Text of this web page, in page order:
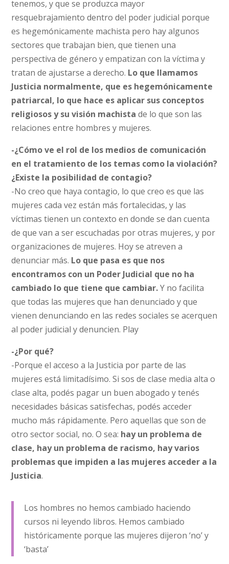
tenemos, y que se produzca mayor
resquebrajamiento dentro del poder judicial porque
es hegemónicamente machista pero hay algunos
sectores que trabajan bien, que tienen una
perspectiva de género y empatizan con la víctima y
tratan de ajustarse a derecho. Lo que llamamos
Justicia normalmente, que es hegemónicamente
patriarcal, lo que hace es aplicar sus conceptos
religiosos y su visión machista de lo que son las
relaciones entre hombres y mujeres.
-¿Cómo ve el rol de los medios de comunicación
en el tratamiento de los temas como la violación?
¿Existe la posibilidad de contagio?
-No creo que haya contagio, lo que creo es que las
mujeres cada vez están más fortalecidas, y las
víctimas tienen un contexto en donde se dan cuenta
de que van a ser escuchadas por otras mujeres, y por
organizaciones de mujeres. Hoy se atreven a
denunciar más. Lo que pasa es que nos
encontramos con un Poder Judicial que no ha
cambiado lo que tiene que cambiar.Y no facilita
que todas las mujeres que han denunciado y que
vienen denunciando en las redes sociales se acerquen
al poder judicial y denuncien. Play
-¿Por qué?
-Porque el acceso a la Justicia por parte de las
mujeres está limitadísimo. Si sos de clase media alta o
clase alta, podés pagar un buen abogado y tenés
necesidades básicas satisfechas, podés acceder
mucho más rápidamente. Pero aquellas que son de
otro sector social, no. O sea: hay un problema de
clase, hay un problema de racismo, hay varios
problemas que impiden a las mujeres acceder a la
Justicia.
Los hombres no hemos cambiado haciendo
cursos ni leyendo libros. Hemos cambiado
históricamente porque las mujeres dijeron ‘no’ y
‘basta’